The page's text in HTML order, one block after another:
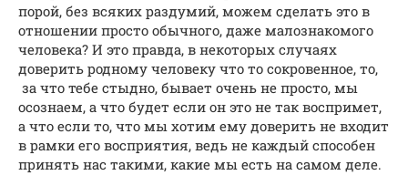
порой, без всяких раздумий, можем сделать это в
отношении просто обычного, даже малознакомого
человека? И это правда, в некоторых случаях
доверить родному человеку что то сокровенное, то,
за что тебе стыдно, бывает очень не просто, мы
осознаем, а что будет если он это не так воспримет,
а что если то, что мы хотим ему доверить не входит
в рамки его восприятия, ведь не каждый способен
принять нас такими, какие мы есть на самом деле.